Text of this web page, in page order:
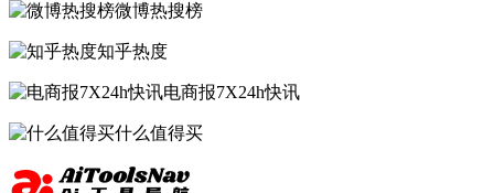
微博热搜榜
知乎热度
电商报7X24h快讯
什么值得买